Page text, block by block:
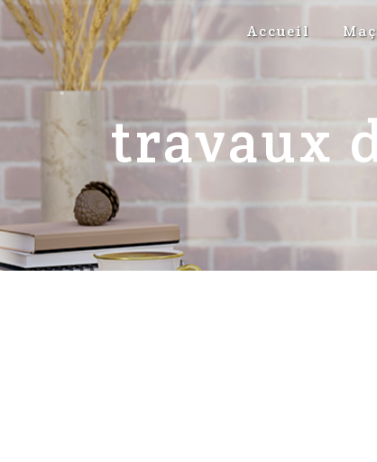
Accueil
travaux
Panneau de gestion des cookies